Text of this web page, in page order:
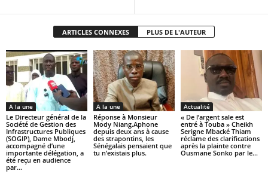
ARTICLES CONNEXES PLUS DE L'AUTEUR
A la une
Le Directeur général de la
Société de Gestion des
Infrastructures Publiques
(SOGIP), Dame Mbodj,
accompagné d’une
importante délégation, a
été reçu en audience
par...
A la une
Réponse à Monsieur
Mody Niang.Aphone
depuis deux ans à cause
des strapontins, les
Sénégalais pensaient que
tu n’existais plus.
Actualité
« De l’argent sale est
entré à Touba » Cheikh
Serigne Mbacké Thiam
réclame des clarifications
après la plainte contre
Ousmane Sonko par le...